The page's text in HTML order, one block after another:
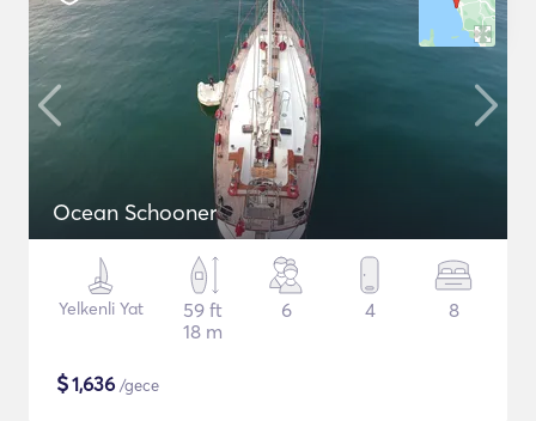
Ocean Schooner
Yelkenli Yat
59 ft
18 m
6 4 8
$1,636 /gece